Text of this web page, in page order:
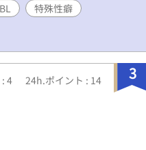
魔族や人間の男たち……。
またこの異世界でたった
※ 生きる力強めオメガ(人
うある種の総受けな話。
性癖注意
特殊性癖
3
4 24h.ポイント : 14